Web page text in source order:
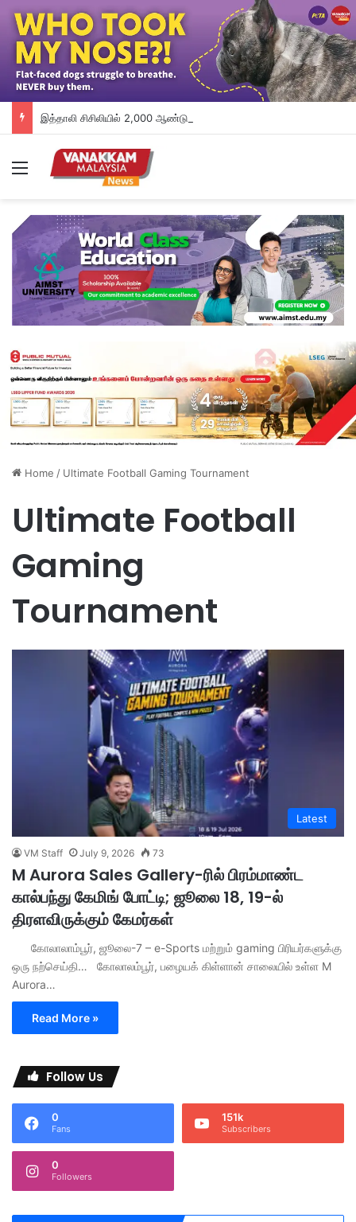
Menu
Home / Ultimate Football Gaming Tournament
Ultimate Football
Gaming
Tournament
Latest
VM Staff July 9, 2026 73
M Aurora Sales Gallery-ரில் பிரம்மாண்ட
கால்பந்து கேமிங் போட்டி; ஜூலை 18, 19-ல்
திரளவிருக்கும் கேமர்கள்
கோலாலாம்பூர், ஜூலை-7 – e-Sports மற்றும் gaming பிரியர்களுக்கு
ஒரு நற்செய்தி… கோலாலம்பூர், பழையக் கிள்ளான் சாலையில் உள்ள M
Aurora…
Read More »
Follow Us
0
Fans
151k
Subscribers
0
Followers